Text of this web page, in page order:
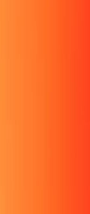
y
ayuda
de fondos